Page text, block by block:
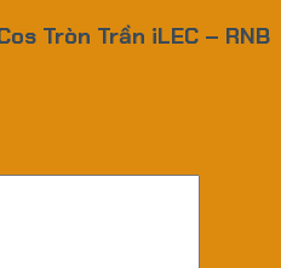
Tròn Trần iLEC – RNB